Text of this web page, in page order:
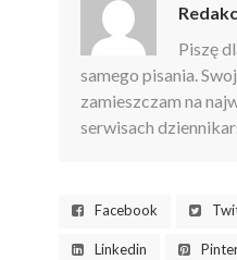
Piszę
samego pisania.
zamieszczam na
serwisach
Facebook
Linkedin